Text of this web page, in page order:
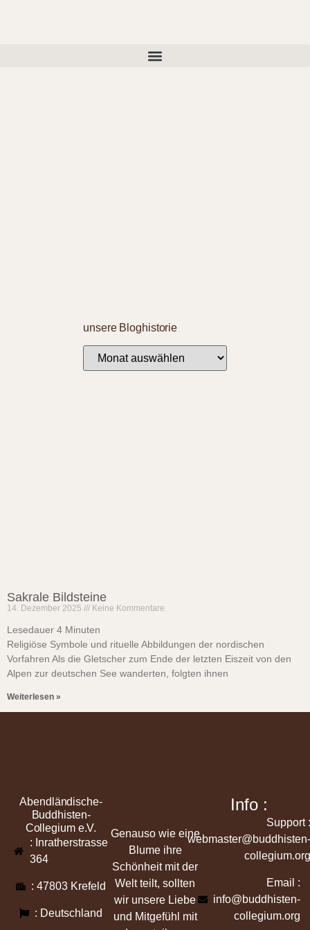
unsere Bloghistorie
Sakrale Bildsteine
14. Dezember 2025 Keine Kommentare
Lesedauer 4 Minuten
Religiöse Symbole und rituelle Abbildungen der nordischen
Vorfahren Als die Gletscher zum Ende der letzten Eiszeit von den
Alpen zur deutschen See wanderten, folgten ihnen
Weiterlesen »
Abendländische-
Buddhisten-
Collegium e.V.
: Inratherstrasse
364
: 47803 Krefeld
: Deutschland
Genauso wie eine
Blume ihre
Schönheit mit der
Welt teilt, sollten
wir unsere Liebe
und Mitgefühl mit
Info :
Support :
webmaster@buddhisten-
collegium.org
Email :
info@buddhisten-
collegium.org